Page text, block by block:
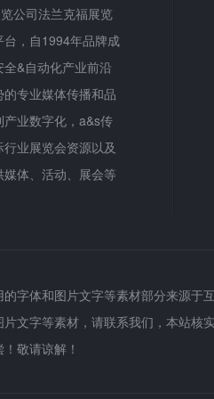
公司法兰克福展览
，自1994年品牌成
&自动化产业前沿
专业媒体传播和品
业数字化，a&s传
业展览会资源以及
体、活动、展会等
字体和图片文字等素材部分来源
文字等素材，请联系我们，本站
敬请谅解！